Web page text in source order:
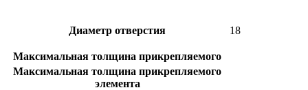
Диаметр отверстия 18
Максимальная толщина прикрепляемого
Максимальная толщина прикрепляемого
элемента